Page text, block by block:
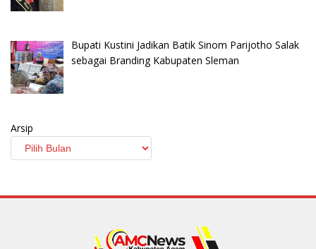
Bupati Kustini Jadikan Batik Sinom Parijotho Salak
sebagai Branding Kabupaten Sleman
Arsip